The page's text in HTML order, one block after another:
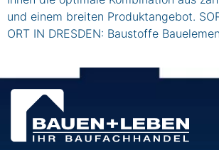
und einem breiten Produktangebot.
ORT IN DRESDEN: Baustoffe